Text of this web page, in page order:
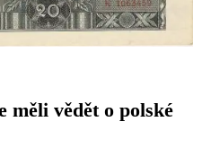
měli vědět o polské